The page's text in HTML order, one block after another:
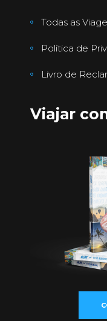
Todas as
Política de
Livro de
Viajar